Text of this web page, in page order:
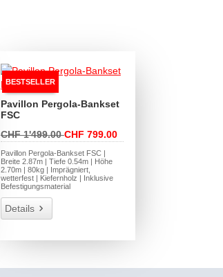
BESTSELLER
Pavillon Pergola-Bankset
FSC
CHF 1'499.00CHF 799.00
Pavillon Pergola-Bankset FSC |
Breite 2.87m | Tiefe 0.54m | Höhe
2.70m | 80kg | Imprägniert,
wetterfest | Kiefernholz | Inklusive
Befestigungsmaterial
Details